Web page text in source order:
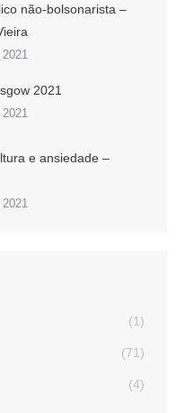
não-bolsonarista –
2021
e ansiedade –
(1)
(71)
(4)